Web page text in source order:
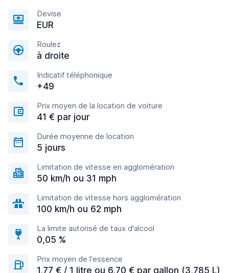
Devise
EUR
Roulez
à droite
Indicatif téléphonique
+49
Prix moyen de la location de voiture
41 € par jour
Durée moyenne de location
5 jours
Limitation de vitesse en agglomération
50 km/h ou 31 mph
Limitation de vitesse hors agglomération
100 km/h ou 62 mph
La limite autorisé de taux d'alcool
0,05 %
Prix moyen de l'essence
1,77 € / 1 litre ou 6,70 € par gallon (3,785 L)